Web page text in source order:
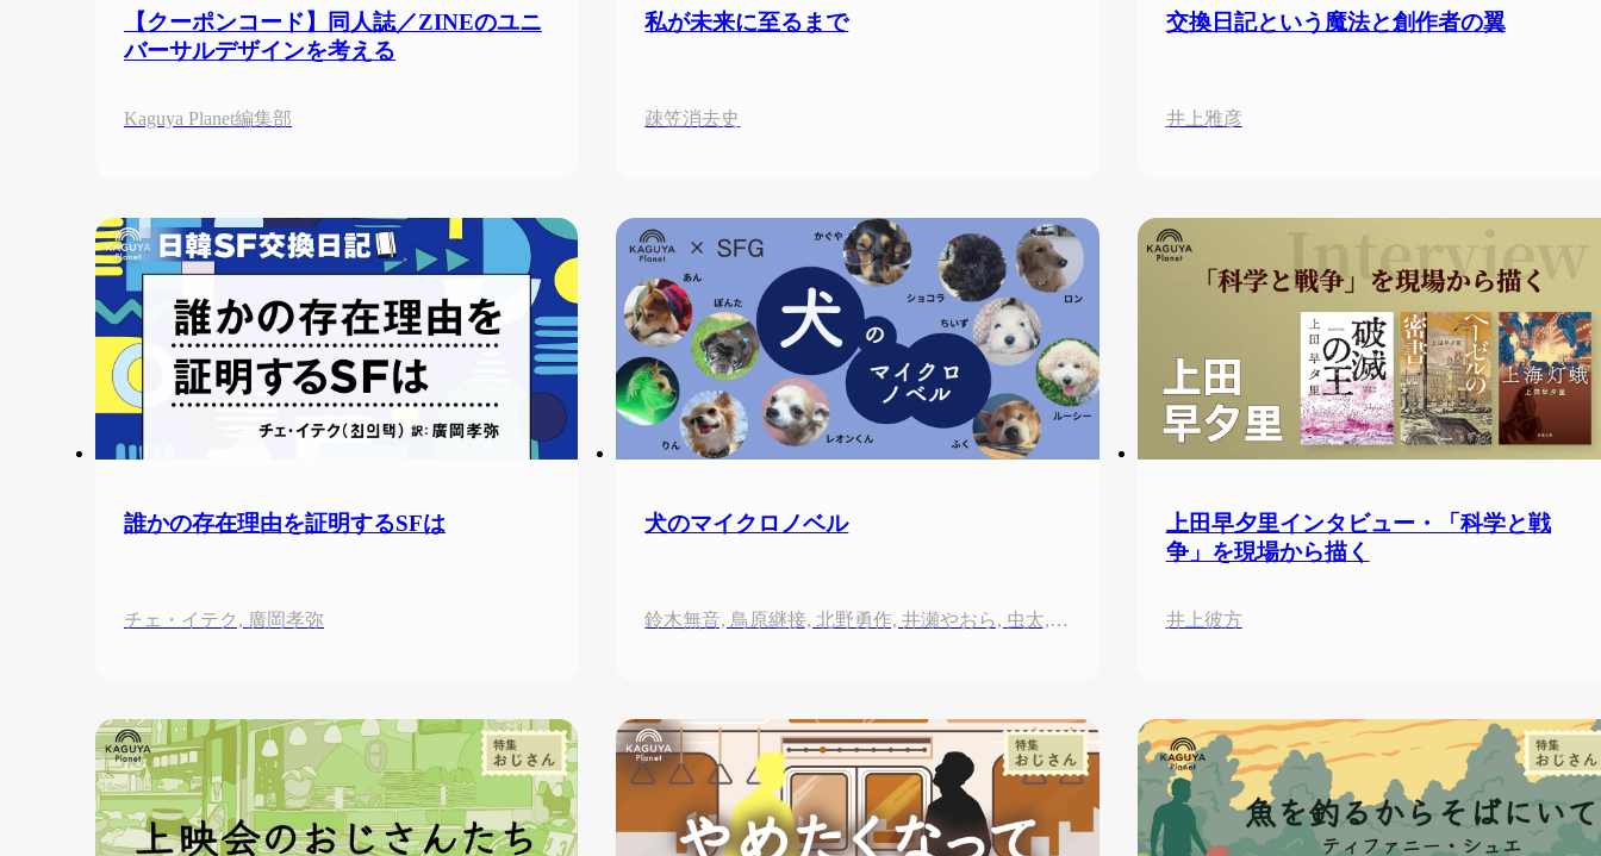
【クーポンコード】同人誌／ZINEのユニ
バーサルデザインを考える
Kaguya Planet編集部
私が未来に至るまで
疎笠消去史
交換日記という魔法と創作者の翼
井上雅彦
誰かの存在理由を証明するSFは
チェ・イテク, 廣岡孝弥
犬のマイクロノベル
鈴木無音, 鳥原継接, 北野勇作, 井瀬やおら, 虫太, いわかみあ, 師田隆由, 朝本箍, 無川凡二, 瑠東睦果, 藤田雅矢, 曾根崎十三, 関元聡, 谷脇栗太, 山崎朝日
上田早夕里インタビュー・「科学と戦
争」を現場から描く
井上彼方